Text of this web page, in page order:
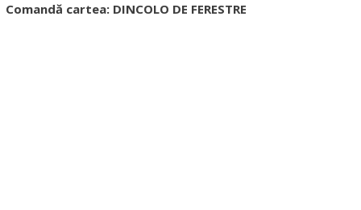
Comandă cartea: DINCOLO DE FERESTRE